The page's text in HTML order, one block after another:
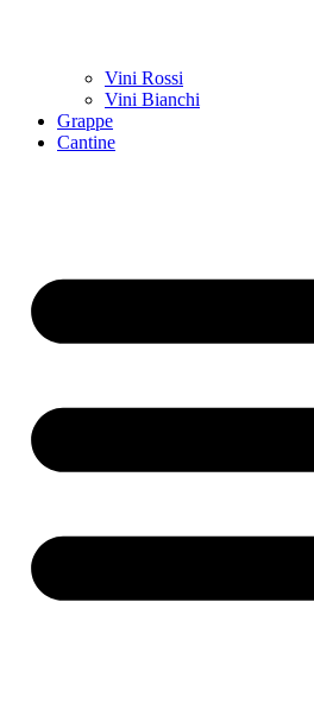
Vini Rossi
Vini Bianchi
Grappe
Cantine